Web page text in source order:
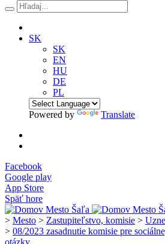
SK
SK
EN
HU
DE
PL
Powered by Translate
Facebook
Google play
App Store
Späť hore
> Mesto > Zastupiteľstvo, komisie >
> 08/2023 zasadnutie komisie pre
otázky